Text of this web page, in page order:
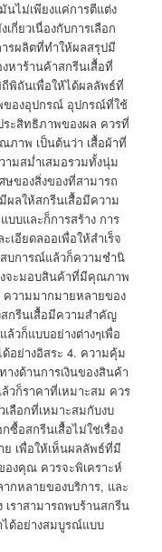
ไม่เพียงแค่การตีแต่ง
กี่ยวเนื่องกับการเลือก
รผลิตที่ทำให้ผลสรุปมี
หาร้านค้าสกรีนเสื้อที่
พิถันเพื่อให้ได้ผลลัพธ์ที่
ของอุปกรณ์ อุปกรณ์ที่ใช้
ะสิทธิภาพของผล ควรที่
าพ เป็นต้นว่า เสื้อผ้าที่
มสม่ำเสมอรวมทั้งนุ่ม
ของสิ่งของที่สามารถ
ผลให้สกรีนเสื้อมีความ
บและก็การสร้าง การ
เอียดลออเพื่อให้สำเร็จ
บการณ์แล้วก็ความชำนิ
งจะมอบสินค้าที่มีคุณภาพ
ความมากมายหลายของ
สกรีนเสื้อมีความสำคัญ
วก็แบบอย่างต่างๆเพื่อ
อย่างอิสระ 4. ความคุ้ม
งด้านการเงินของสินค้า
ก็ราคาที่เหมาะสม ควร
เลือกที่เหมาะสมกับงบ
อสกรีนเสื้อไม่ใช่เรื่อง
ย เพื่อให้เห็นผลลัพธ์ที่มี
งคุณ ควรจะพิเคราะห์
กหลายของบริการ, และ
เราสามารถพบร้านสกรีน
ได้อย่างสมบูรณ์แบบ